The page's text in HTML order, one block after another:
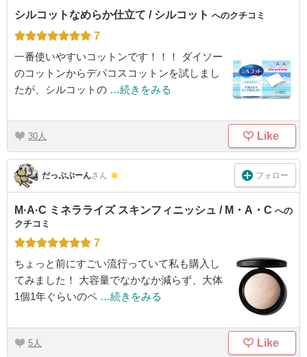
シルコットなめらか仕立て / シルコット へのクチコミ
7
一番使いやすいコットンです！！！ ダイソー
のコットンからデパコスコットンを試しまし
たが、シルコットの …続きをみる
30 Like
だっぷぷーんさん フォロー
M·A·C ミネラライズ スキンフィニッシュ / M・A・C への
クチコミ
7
ちょっと前にすごい流行っていて私も購入し
てみました！ 大容量でなかなか減らず、大体
1個1年ぐらいのペ …続きをみる
5 Like